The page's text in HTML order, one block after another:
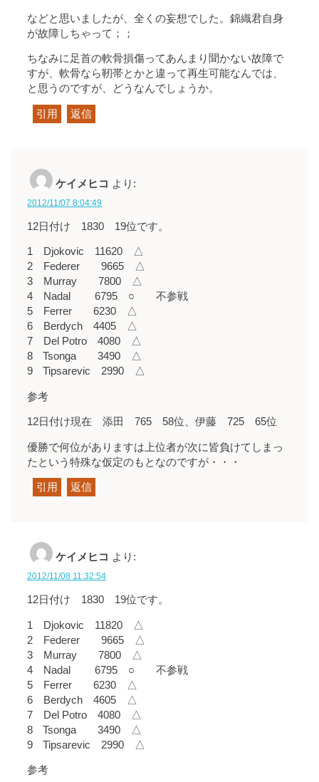
などと思いましたが、全くの妄想でした。錦織君自身
が故障しちゃって；；
ちなみに足首の軟骨損傷ってあんまり聞かない故障で
すが、軟骨なら靭帯とかと違って再生可能なんでは、
と思うのですが、どうなんでしょうか。
引用 返信
ケイメヒコ より:
2012/11/07 8:04:49
12日付け 1830 19位です。
1 Djokovic 11620 △
2 Federer 9665 △
3 Murray 7800 △
4 Nadal 6795 ○ 不参戦
5 Ferrer 6230 △
6 Berdych 4405 △
7 Del Potro 4080 △
8 Tsonga 3490 △
9 Tipsarevic 2990 △
参考
12日付け現在 添田 765 58位、伊藤 725 65位
優勝で何位がありますは上位者が次に皆負けてしまっ
たという特殊な仮定のもとなのですが・・・
引用 返信
ケイメヒコ より:
2012/11/08 11:32:54
12日付け 1830 19位です。
1 Djokovic 11820 △
2 Federer 9665 △
3 Murray 7800 △
4 Nadal 6795 ○ 不参戦
5 Ferrer 6230 △
6 Berdych 4605 △
7 Del Potro 4080 △
8 Tsonga 3490 △
9 Tipsarevic 2990 △
参考